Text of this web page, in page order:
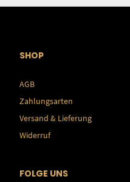
SHOP
AGB
Zahlungsarten
Versand & Lieferung
Widerruf
FOLGE UNS